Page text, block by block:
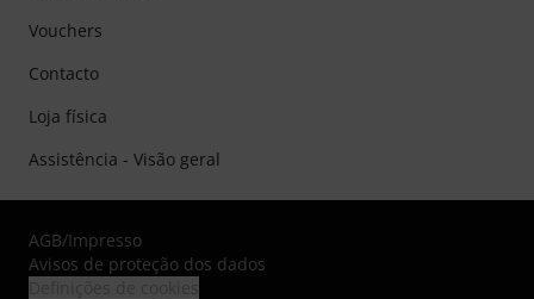
Vouchers
Contacto
Loja física
Assistência - Visão geral
AGB/Impresso
Avisos de proteção dos dados